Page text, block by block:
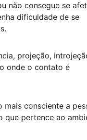
não consegue se
dificuldade de se
projeção,
onde o contato é
consciente a
que pertence ao